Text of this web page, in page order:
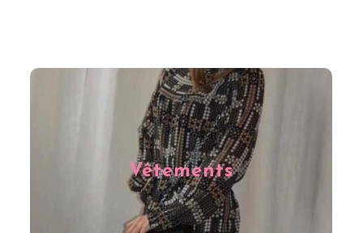
Vêtements
Nous sommes les spécialistes des vêtements pour
femme à Charleroi. Nous vous proposons des
collections modernes, tendances et répondant
parfaitement à toutes vos envies, que ce soit pour un
entretien de travail ou une soirée en amoureux. Faites-
vous plaisir à prix intéressants sur notre e-shop ou
venez découvrir nos références dans notre magasin à
Charleroi.